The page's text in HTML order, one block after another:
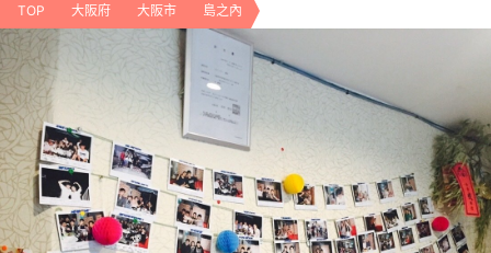
TOP 大阪府 大阪市 島之內